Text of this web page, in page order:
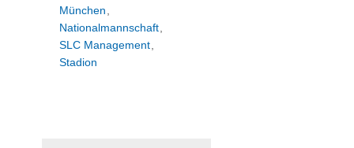
München
Nationalmannschaft
SLC Management
Stadion